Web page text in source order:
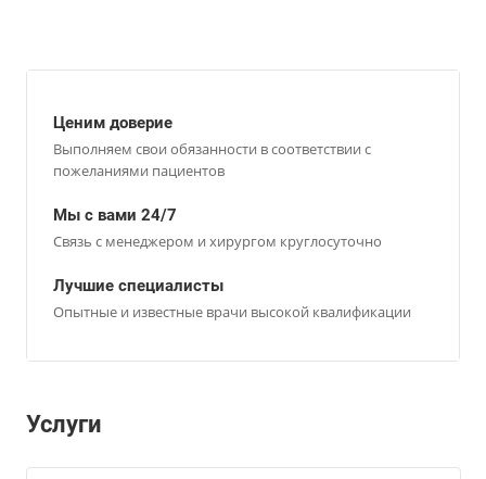
Ценим доверие
Выполняем свои обязанности в соответствии с
пожеланиями пациентов
Мы с вами 24/7
Связь с менеджером и хирургом круглосуточно
Лучшие специалисты
Опытные и известные врачи высокой квалификации
Услуги